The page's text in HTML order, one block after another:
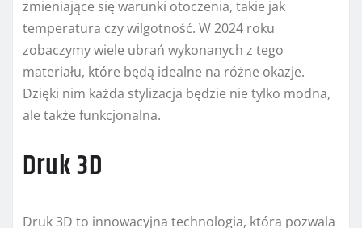
zmieniające się warunki otoczenia, takie jak
temperatura czy wilgotność. W 2024 roku
zobaczymy wiele ubrań wykonanych z tego
materiału, które będą idealne na różne okazje.
Dzięki nim każda stylizacja będzie nie tylko modna,
ale także funkcjonalna.
Druk 3D
Druk 3D to innowacyjna technologia, która pozwala